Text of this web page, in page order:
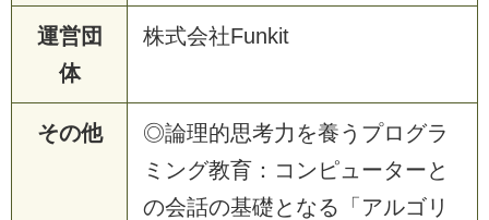
運営団
体
株式会社Funkit
その他
◎論理的思考力を養うプログラ
ミング教育：コンピューターと
の会話の基礎となる「アルゴリ